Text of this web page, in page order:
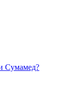
Сумамед?